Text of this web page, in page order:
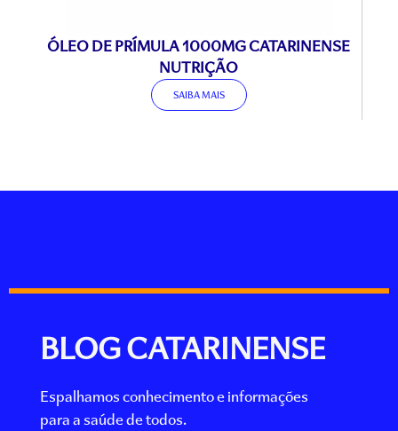
ÓLEO DE PRÍMULA 1000MG CATARINENSE
NUTRIÇÃO
SAIBA MAIS
BLOG CATARINENSE
Espalhamos conhecimento e informações
para a saúde de todos.